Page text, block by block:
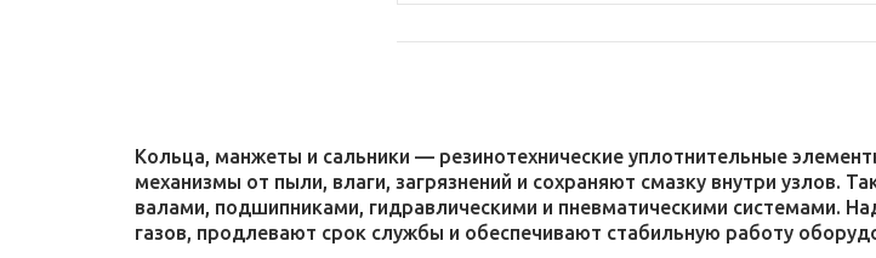
резино-тканевые
Уплотнения нш и пр
Формовые и прокладки
автомобильные
Чехлы, амортизаторы,
Кольца, манжеты и сальники — резинотехнические уплотнительные
механизмы от пыли, влаги, загрязнений и сохраняют смазку внутри узлов.
валами, подшипниками, гидравлическими и пневматическими системами.
газов, продлевают срок службы и обеспечивают стабильную работу